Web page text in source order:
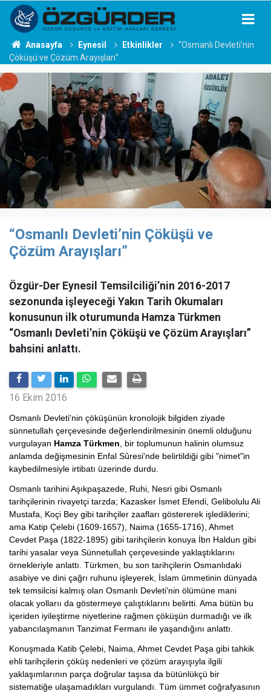
Anasayfa Eynesil Etkinlikler
“Osmanlı Devleti’nin
Çöküşü ve Çözüm Arayışları”
“Osmanlı Devleti’nin Çöküşü ve
Çözüm Arayışları”
Özgür-Der Eynesil Temsilciliği’nin 2016-2017
sezonunda işleyeceği Yakın Tarih Okumaları
konusunun ilk oturumunda Hamza Türkmen
“Osmanlı Devleti’nin Çöküşü ve Çözüm Arayışları”
bahsini anlattı.
16 Ekim 2016
Osmanlı Devleti'nin çöküşünün kronolojik bilgiden ziyade
sünnetullah çerçevesinde değerlendirilmesinin önemli olduğunu
vurgulayan Hamza Türkmen , bir toplumunun halinin olumsuz
anlamda değişmesinin Enfal Sûresi'nde belirtildiği gibi "nimet"in
kaybedilmesiyle irtibatı üzerinde durdu.
Osmanlı tarihini Aşıkpaşazede, Ruhi, Nesri gibi Osmanlı
tarihçilerinin rivayetçi tarzda; Kazasker İsmet Efendi, Gelibolulu Ali
Mustafa, Koçi Bey gibi tarihçiler zaafları göstererek işlediklerini;
ama Katip Çelebi (1609-1657), Naima (1655-1716), Ahmet
Cevdet Paşa (1822-1895) gibi tarihçilerin konuya İbn Haldun gibi
tarihi yasalar veya Sünnetullah çerçevesinde yaklaştıklarını
örnekleriyle anlattı. Türkmen, bu son tarihçilerin Osmanlıdaki
asabiye ve dini çağrı ruhunu işleyerek, İslam ümmetinin dünyada
tek temsilcisi kalmış olan Osmanlı Devleti'nin ölümüne mani
olacak yollarıı da göstermeye çalıştıklarını belirtti. Ama bütün bu
içeriden iyileştirme niyetlerine rağmen çöküşün durmadığı ve ilk
yabancılaşmanın Tanzimat Fermanı ile yaşandığını anlattı.
Konuşmada Katib Çelebi, Naima, Ahmet Cevdet Paşa gibi tahkik
ehli tarihçilerin çöküş nedenleri ve çözüm arayışıyla ilgili
yaklaşımlarının parça doğrular taşısa da bütünlükçü bir
sistematiğe ulaşamadıkları vurgulandı. Tüm ümmet coğrafyasının